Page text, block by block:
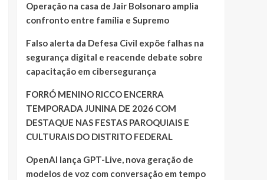
Operação na casa de Jair Bolsonaro amplia
confronto entre família e Supremo
Falso alerta da Defesa Civil expõe falhas na
segurança digital e reacende debate sobre
capacitação em cibersegurança
FORRÓ MENINO RICCO ENCERRA
TEMPORADA JUNINA DE 2026 COM
DESTAQUE NAS FESTAS PAROQUIAIS E
CULTURAIS DO DISTRITO FEDERAL
OpenAI lança GPT-Live, nova geração de
modelos de voz com conversação em tempo